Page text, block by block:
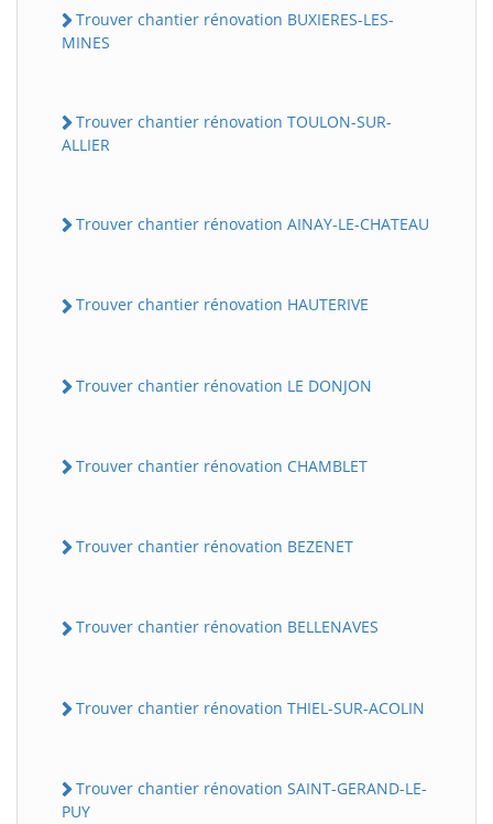
Trouver chantier rénovation BUXIERES-LES-
MINES
Trouver chantier rénovation TOULON-SUR-
ALLIER
Trouver chantier rénovation AINAY-LE-CHATEAU
Trouver chantier rénovation HAUTERIVE
Trouver chantier rénovation LE DONJON
Trouver chantier rénovation CHAMBLET
Trouver chantier rénovation BEZENET
Trouver chantier rénovation BELLENAVES
Trouver chantier rénovation THIEL-SUR-ACOLIN
Trouver chantier rénovation SAINT-GERAND-LE-
PUY